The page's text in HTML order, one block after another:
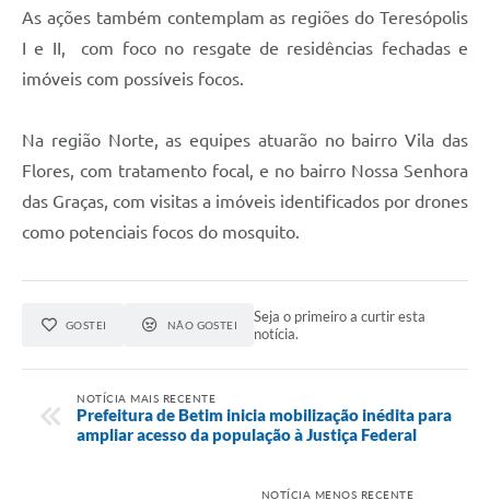
As ações também contemplam as regiões do Teresópolis
I e II, com foco no resgate de residências fechadas e
imóveis com possíveis focos.
Na região Norte, as equipes atuarão no bairro Vila das
Flores, com tratamento focal, e no bairro Nossa Senhora
das Graças, com visitas a imóveis identificados por drones
como potenciais focos do mosquito.
GOSTEI NÃO GOSTEI
Seja o primeiro a curtir esta
notícia.
NOTÍCIA MAIS RECENTE
Prefeitura de Betim inicia mobilização inédita para
ampliar acesso da população à Justiça Federal
NOTÍCIA MENOS RECENTE